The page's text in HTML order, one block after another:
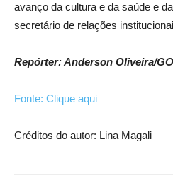
avanço da cultura e da saúde e
secretário de relações
Repórter: Anderson Oliveira/
Fonte: Clique aqui
Créditos do autor: Lina Magali